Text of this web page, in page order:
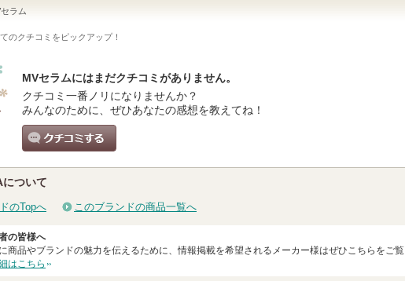
ラム
のクチコミをピックアップ！
MVセラムにはまだクチコミがありません。
クチコミ一番ノリになりませんか？
みんなのために、ぜひあなたの感想を教えてね！
ついて
のTopへ このブランドの商品一覧へ
の皆様へ
商品やブランドの魅力を伝えるために、情報掲載を希望されるメーカー様はぜひこちらをご覧
はこちら